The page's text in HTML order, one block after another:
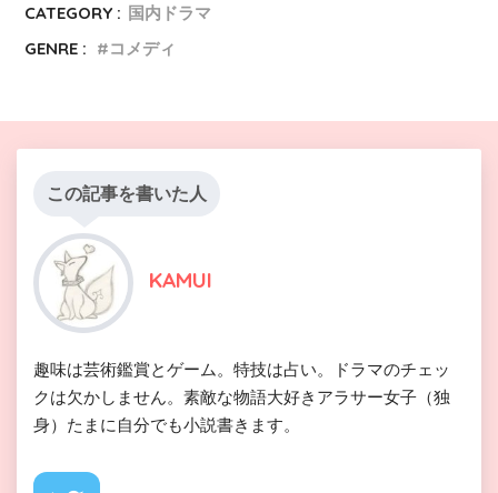
CATEGORY : 国内ドラマ
GENRE :
コメディ
この記事を書いた人
KAMUI
趣味は芸術鑑賞とゲーム。特技は占い。ドラマのチェッ
クは欠かしません。素敵な物語大好きアラサー女子（独
身）たまに自分でも小説書きます。